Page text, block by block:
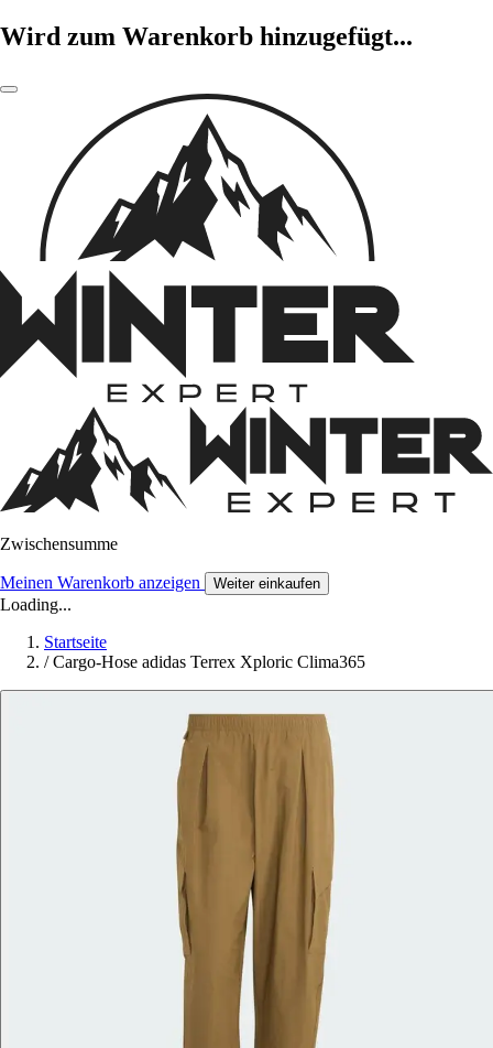
Wird zum Warenkorb hinzugefügt...
Zwischensumme
Meinen Warenkorb anzeigen Weiter einkaufen
Loading...
Startseite
/ Cargo-Hose adidas Terrex Xploric Clima365